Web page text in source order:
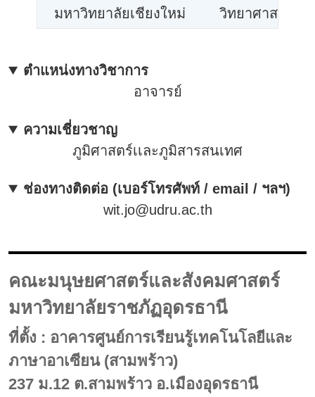
มหาวิทยาลัยเชียงใหม่
วิทยาศาสตร์ม
ตำแหน่งทางวิชาการ
อาจารย์
ความเชี่ยวชาญ
ภูมิศาสตร์เเละภูมิสารสนเทศ
ช่องทางติดต่อ (เบอร์โทรศัพท์ / email / ฯลฯ)
wit.jo@udru.ac.th
คณะมนุษยศาสตร์และสังคมศาสตร์
มหาวิทยาลัยราชภัฏอุดรธานี
ที่ตั้ง : อาคารศูนย์การเรียนรู้เทคโนโลยีและ
ภาษาอาเซียน (สามพร้าว)
237 ม.12 ต.สามพร้าว อ.เมืองอุดรธานี